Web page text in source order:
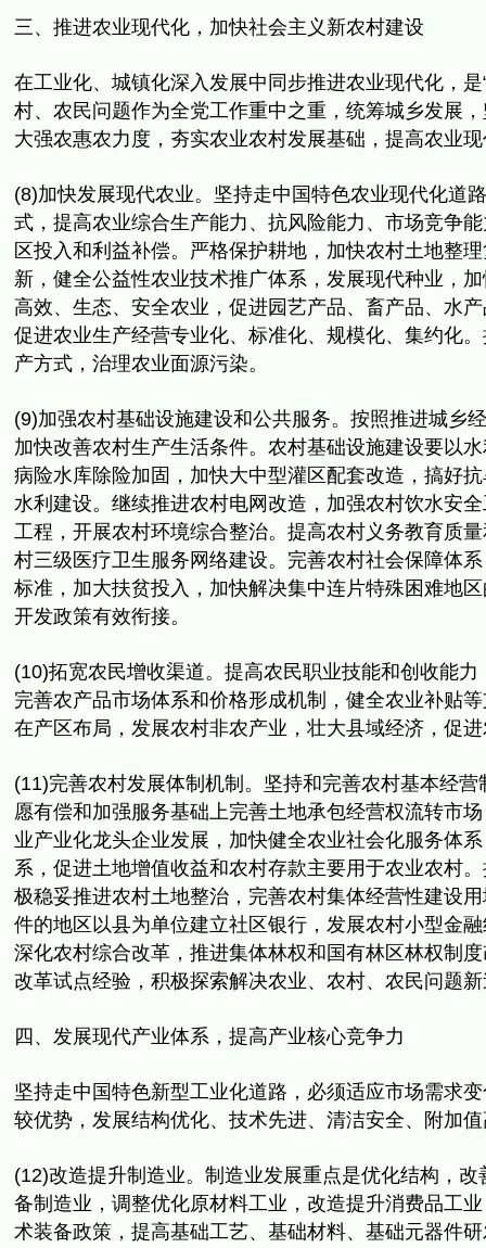
三、推进农业现代化，加快社会主义新农村建设
在工业化、城镇化深入发展中同步推进农业现代化，是
村、 农民问题作为全党工作重中之重，统筹城乡发展，
大强农惠农力度，夯实农业农村发展基础， 提高农业
(8)加快发展现代农业。坚持走中国特色农业现代化道
式， 提高农业综合生产能力、抗风险能力、市场竞争
区投入和利益补偿。严格保护耕地， 加快农村土地整
新，健全公益性农业技术推广体系，发展现代种业，
高效、 生态、安全农业，促进园艺产品、畜产品、水
促进农业生产经营专业化、标准化、规模化、集约化。
产方式， 治理农业面源污染。
(9)加强农村基础设施建设和公共服务。 按照推进城乡
加快改善农村生产生活条件。 农村基础设施建设要以
病险水库除险加固， 加快大中型灌区配套改造，搞好
水利建设。 继续推进农村电网改造，加强农村饮水安
工程，开展农村环境综合整治。 提高农村义务教育质
村三级医疗卫生服务网络建设。完善农村社会保障体系
标准， 加大扶贫投入，加快解决集中连片特殊困难地
开发政策有效衔接。
(10)拓宽农民增收渠道。提高农民职业技能和创收能力
完善农产品市场体系和价格形成机制， 健全农业补贴
在产区布局，发展农村非农产业，壮大县域经济， 促
(11)完善农村发展体制机制。坚持和完善农村基本经营
愿有偿和加强服务基础上完善土地承包经营权流转市
业产业化龙头企业发展， 加快健全农业社会化服务体
系， 促进土地增值收益和农村存款主要用于农业农村
极稳妥推进农村土地整治， 完善农村集体经营性建设
件的地区以县为单位建立社区银行， 发展农村小型金
深化农村综合改革， 推进集体林权和国有林区林权制
改革试点经验，积极探索解决农业、 农村、农民问题
四、发展现代产业体系，提高产业核心竞争力
坚持走中国特色新型工业化道路，必须适应市场需求
较优势， 发展结构优化、技术先进、清洁安全、附加
(12)改造提升制造业。制造业发展重点是优化结构， 改
备制造业，调整优化原材料工业，改造提升消费品工业
术装备政策，提高基础工艺、 基础材料、基础元器件